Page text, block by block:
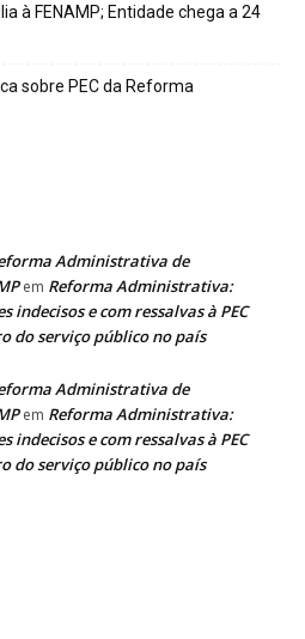
à FENAMP; Entidade chega a 24
sobre PEC da Reforma
Administrativa de
em Reforma Administrativa:
indecisos e com ressalvas à PEC
do serviço público no país
Administrativa de
em Reforma Administrativa:
indecisos e com ressalvas à PEC
do serviço público no país